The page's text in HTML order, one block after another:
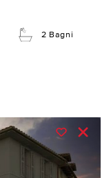
2 Bagni